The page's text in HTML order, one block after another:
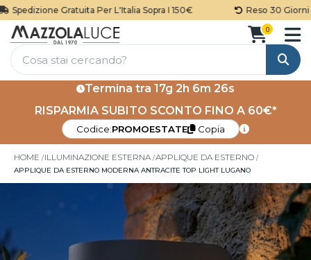
Spedizione Gratuita Per L'Italia Sopra I 150€ Reso 30 Giorni
Cerca
0
Termina tra 17g 2h 6m 26s
RISPARMIA SUBITO SCONTO FINO A 60€*
Codice:PROMOESTATE Copia
HOME ILLUMINAZIONE ESTERNA APPLIQUE DA ESTERNO
APPLIQUE DA ESTERNO MODERNA ANTRACITE TOP LIGHT LUGANO